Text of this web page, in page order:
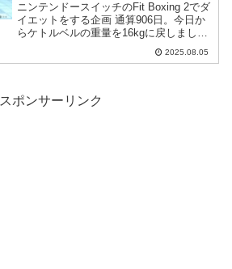
ニンテンドースイッチのFit Boxing 2でダ
イエットをする企画 通算906日。今日か
らケトルベルの重量を16kgに戻しまし
た。しばらく筋トレが上手いこと出来て
ませんでしたがここからまた頑張りた
2025.08.05
スポンサーリンク